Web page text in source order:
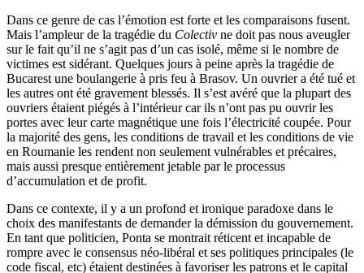
Dans ce genre de cas l’émotion est forte et les comparaisons fusent.
Mais l’ampleur de la tragédie du Colectiv ne doit pas nous aveugler
sur le fait qu’il ne s’agit pas d’un cas isolé, même si le nombre de
victimes est sidérant. Quelques jours à peine après la tragédie de
Bucarest une boulangerie à pris feu à Brasov. Un ouvrier a été tué et
les autres ont été gravement blessés. Il s’est avéré que la plupart des
ouvriers étaient piégés à l’intérieur car ils n’ont pas pu ouvrir les
portes avec leur carte magnétique une fois l’électricité coupée. Pour
la majorité des gens, les conditions de travail et les conditions de vie
en Roumanie les rendent non seulement vulnérables et précaires,
mais aussi presque entièrement jetable par le processus
d’accumulation et de profit.
Dans ce contexte, il y a un profond et ironique paradoxe dans le
choix des manifestants de demander la démission du gouvernement.
En tant que politicien, Ponta se montrait réticent et incapable de
rompre avec le consensus néo-libéral et ses politiques principales (le
code fiscal, etc) étaient destinées à favoriser les patrons et le capital